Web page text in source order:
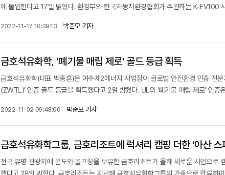
에 돌입한다고 17일 밝혔다. 환경부와 한국자동차환경협회가 주관하는 K-EV100
2022-11-17 10:39:13 박준모 기자
금호석유화학, ‘폐기물 매립 제로’ 골드 등급 획득
금호석유화학(대표 백종훈)은 여수제2에너지 사업장이 글로벌 안전환경 인증 전
(ZWTL)’ 인증 골드 등급을 획득했다고 2일 밝혔다. UL의 ‘폐기물 매립 제로’ 인증
2022-11-02 09:48:00 박준모 기자
금호석유화학그룹, 금호리조트에 럭셔리 캠핑 더한 ‘아산 스
전국 유명 관광지에 콘도와 골프장을 보유한 금호리조트가 올해 새로운 사업으로